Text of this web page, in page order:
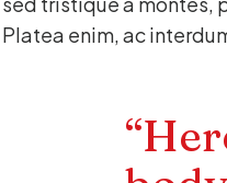
Platea enim, ac